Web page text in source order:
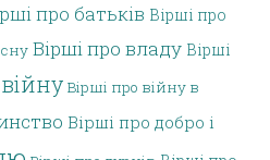
про батьків Вірші про
Вірші про владу Вірші
Вірші про війну в
Вірші про добро і